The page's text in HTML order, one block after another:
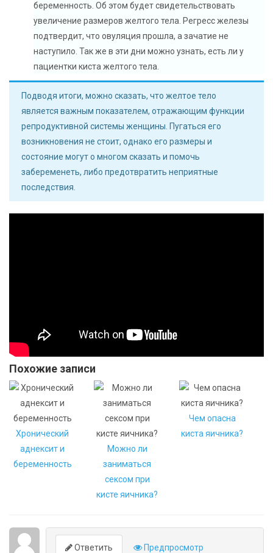
беременность. Об этом будет свидетельствовать
увеличение размеров желтого тела. Регресс железы
подтвердит, что овуляция прошла, а зачатие не
наступило. Так же в эти дни можно узнать, есть ли у
пациентки киста желтого тела.
Подводя итоги, можно сказать, что желтое тело
является важным показателем, отражающим функции
репродуктивной системы женщины. Пугаться его
возникновения не стоит, однако его размеры и
состояние могут о многом сказать и помочь
забеременеть, либо предотвратить неприятные
последствия.
Похожие записи
Хронический
аднексит и
беременность
Можно ли
заниматься
сексом при
кисте яичника?
Чем опасна
киста яичника?
Ответить Предпросмотр